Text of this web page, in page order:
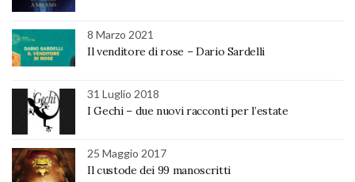
8 Marzo 2021
Il venditore di rose – Dario Sardelli
31 Luglio 2018
I Gechi – due nuovi racconti per l’estate
25 Maggio 2017
Il custode dei 99 manoscritti